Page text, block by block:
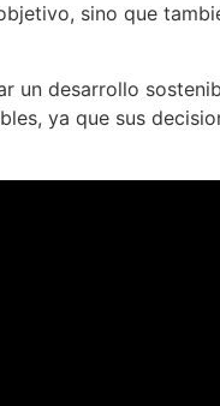
sino que
desarrollo
ya que sus